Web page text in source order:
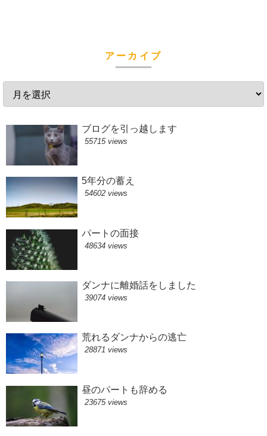
アーカイブ
ブログを引っ越します
55715 views
5年分の蓄え
54602 views
パートの面接
48634 views
ダンナに離婚話をしました
39074 views
荒れるダンナからの逃亡
28871 views
昼のパートも辞める
23675 views